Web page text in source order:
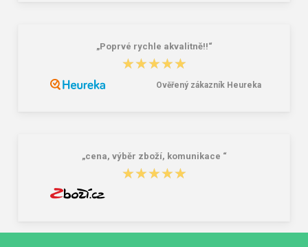
„Poprvé rychle akvalitně!!“
★★★★★
★★★★★
Ověřený zákazník Heureka
„cena, výběr zboží, komunikace “
★★★★★
★★★★★